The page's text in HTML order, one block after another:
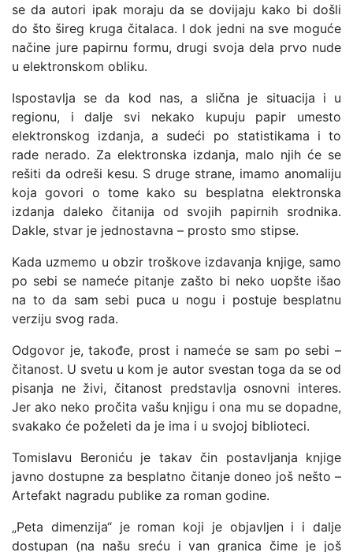
se da autori ipak moraju da se dovijaju kako bi došli
do što šireg kruga čitalaca. I dok jedni na sve moguće
načine jure papirnu formu, drugi svoja dela prvo nude
u elektronskom obliku.
Ispostavlja se da kod nas, a slična je situacija i u
regionu, i dalje svi nekako kupuju papir umesto
elektronskog izdanja, a sudeći po statistikama i to
rade nerado. Za elektronska izdanja, malo njih će se
rešiti da odreši kesu. S druge strane, imamo anomaliju
koja govori o tome kako su besplatna elektronska
izdanja daleko čitanija od svojih papirnih srodnika.
Dakle, stvar je jednostavna – prosto smo stipse.
Kada uzmemo u obzir troškove izdavanja knjige, samo
po sebi se nameće pitanje zašto bi neko uopšte išao
na to da sam sebi puca u nogu i postuje besplatnu
verziju svog rada.
Odgovor je, takođe, prost i nameće se sam po sebi –
čitanost. U svetu u kom je autor svestan toga da se od
pisanja ne živi, čitanost predstavlja osnovni interes.
Jer ako neko pročita vašu knjigu i ona mu se dopadne,
svakako će poželeti da je ima i u svojoj biblioteci.
Tomislavu Beroniću je takav čin postavljanja knjige
javno dostupne za besplatno čitanje doneo još nešto –
Artefakt nagradu publike za roman godine.
„Peta dimenzija“ je roman koji je objavljen i i dalje
dostupan (na našu sreću i van granica čime je još